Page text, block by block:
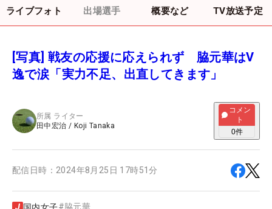
ライブフォト 出場選手 概要など TV放送予定
[写真] 戦友の応援に応えられず 脇元華はV
逸で涙「実力不足、出直してきます」
所属 ライター
田中宏治 / Koji Tanaka
コメン
ト
0件
配信日時： 2024年8月25日 17時51分
#脇元華